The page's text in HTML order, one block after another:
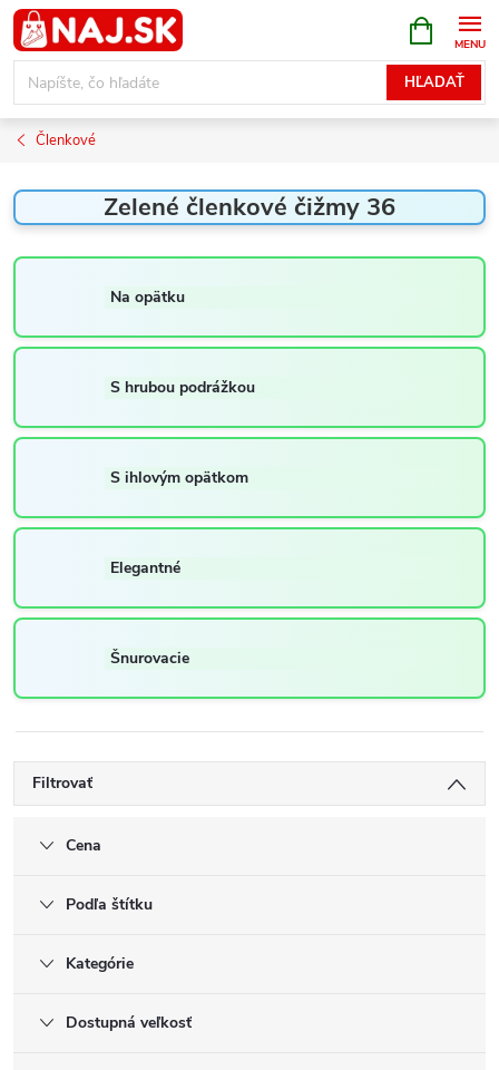
Prejsť
na
obsah
HĽADAŤ
KOŠÍK
Členkové
Zelené členkové čižmy 36
Na opätku
S hrubou podrážkou
S ihlovým opätkom
Elegantné
Šnurovacie
Filtrovať
Cena
Podľa štítku
Kategórie
Dostupná veľkosť